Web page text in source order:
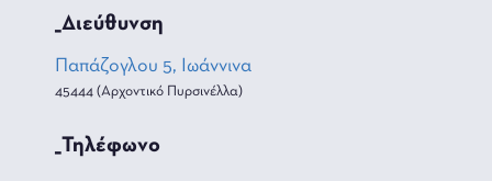
_Διεύθυνση
Παπάζογλου 5, Ιωάννινα
45444 (Αρχοντικό Πυρσινέλλα)
_Τηλέφωνο